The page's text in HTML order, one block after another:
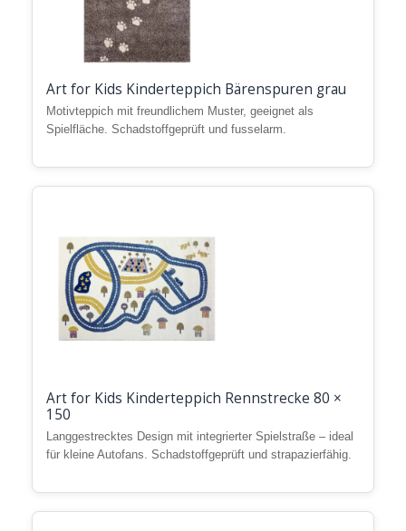
Art for Kids Kinderteppich Bärenspuren grau
Motivteppich mit freundlichem Muster, geeignet als
Spielfläche. Schadstoffgeprüft und fusselarm.
Art for Kids Kinderteppich Rennstrecke 80 ×
150
Langgestrecktes Design mit integrierter Spielstraße – ideal
für kleine Autofans. Schadstoffgeprüft und strapazierfähig.